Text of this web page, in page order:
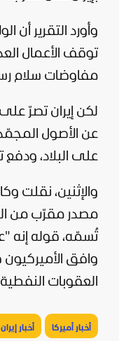
وأورد التقرير أن
توقف الأعمال
مفاوضات سلام
لكن إيران تصرّ
عن الأصول
على البلاد،
والإثنين، نقلت
مصدر مقرّب من
تُسمّه، قوله إنه
وافق
العقوبات
أخبار أميركا أخبار إيران